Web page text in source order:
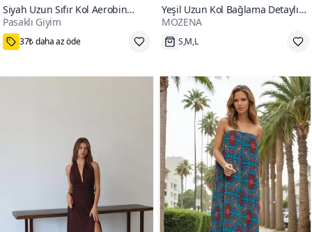
Siyah Uzun Sıfır Kol Aerobin
Kumaş A Kesim Yırtmaçlı Yazlık
Elbise
Pasaklı Giyim
37₺ daha az öde
Yeşil Uzun Kol Bağlama Detaylı
Modal Elbise
MOZENA
S,M,L